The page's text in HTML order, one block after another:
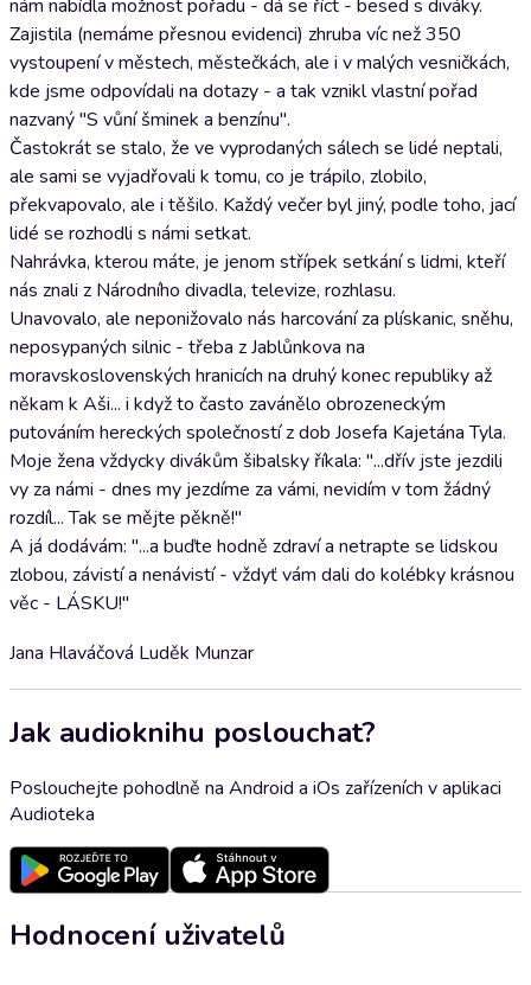
nám nabídla možnost pořadu - dá se říct - besed s diváky.
Zajistila (nemáme přesnou evidenci) zhruba víc než 350
vystoupení v městech, městečkách, ale i v malých vesničkách,
kde jsme odpovídali na dotazy - a tak vznikl vlastní pořad
nazvaný "S vůní šminek a benzínu".
Častokrát se stalo, že ve vyprodaných sálech se lidé neptali,
ale sami se vyjadřovali k tomu, co je trápilo, zlobilo,
překvapovalo, ale i těšilo. Každý večer byl jiný, podle toho, jací
lidé se rozhodli s námi setkat.
Nahrávka, kterou máte, je jenom střípek setkání s lidmi, kteří
nás znali z Národního divadla, televize, rozhlasu.
Unavovalo, ale neponižovalo nás harcování za plískanic, sněhu,
neposypaných silnic - třeba z Jablůnkova na
moravskoslovenských hranicích na druhý konec republiky až
někam k Aši... i když to často zavánělo obrozeneckým
putováním hereckých společností z dob Josefa Kajetána Tyla.
Moje žena vždycky divákům šibalsky říkala: "...dřív jste jezdili
vy za námi - dnes my jezdíme za vámi, nevidím v tom žádný
rozdíl... Tak se mějte pěkně!"
A já dodávám: "...a buďte hodně zdraví a netrapte se lidskou
zlobou, závistí a nenávistí - vždyť vám dali do kolébky krásnou
věc - LÁSKU!"
Jana Hlaváčová Luděk Munzar
Jak audioknihu poslouchat?
Poslouchejte pohodlně na Android a iOs zařízeních v aplikaci
Audioteka
Hodnocení uživatelů